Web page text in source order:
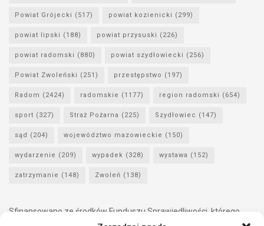
Powiat Grójecki (517) powiat kozienicki (299)
powiat lipski (188) powiat przysuski (226)
powiat radomski (880) powiat szydłowiecki (256)
Powiat Zwoleński (251) przestępstwo (197)
Radom (2424) radomskie (1177) region radomski (654)
sport (327) Straż Pożarna (225) Szydłowiec (147)
sąd (204) województwo mazowieckie (150)
wydarzenie (209) wypadek (328) wystawa (152)
zatrzymanie (148) Zwoleń (138)
Sfinansowano ze środków Funduszu Sprawiedliwości, którego